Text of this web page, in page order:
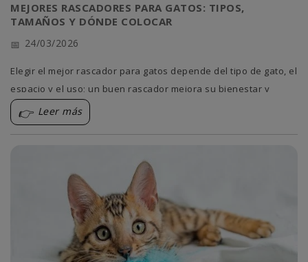
MEJORES RASCADORES PARA GATOS: TIPOS,
TAMAÑOS Y DÓNDE COLOCAR
24/03/2026
Elegir el mejor rascador para gatos depende del tipo de gato, el
espacio y el uso; un buen rascador mejora su bienestar y
protege tu hogar.
Leer más